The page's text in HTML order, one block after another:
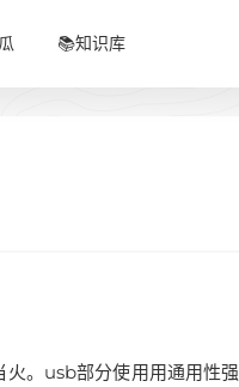
📚知识库
。usb部分使用用通用性强